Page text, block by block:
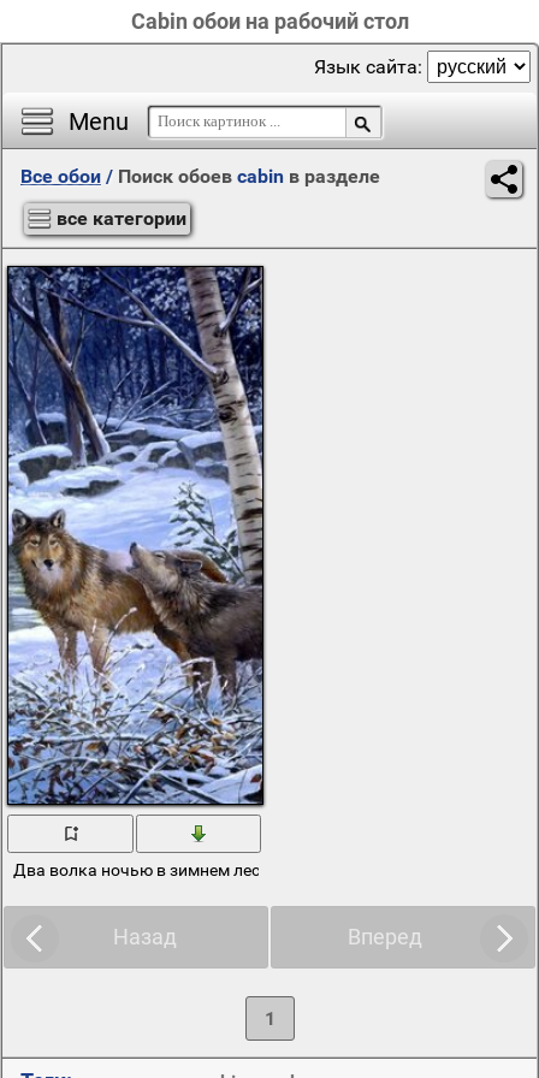
Cabin обои на рабочий стол
Menu
Язык сайта:
Все обои / Поиск обоев cabin в разделе
все категории
Два волка ночью в зимнем лесу
Назад Вперед
1